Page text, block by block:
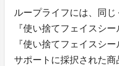
ループライフには、同
『使い捨てフェイスシー
『使い捨てフェイスシ
サポートに採択された商